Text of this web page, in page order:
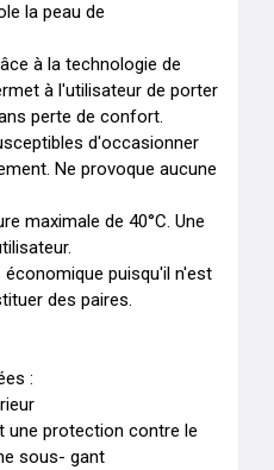
la peau de
à la technologie de
à l'utilisateur de porter
perte de confort.
d'occasionner
Ne provoque aucune
maximale de 40°C. Une
puisqu'il n'est
des paires.
:
une protection contre le
sous- gant